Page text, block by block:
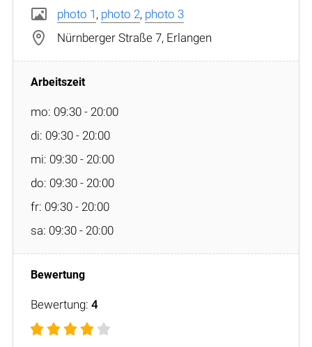
photo 1 , photo 2, photo 3
Nürnberger Straße 7, Erlangen
mo: 09:30 - 20:00
di: 09:30 - 20:00
mi: 09:30 - 20:00
do: 09:30 - 20:00
fr: 09:30 - 20:00
sa: 09:30 - 20:00
Bewertung: 4